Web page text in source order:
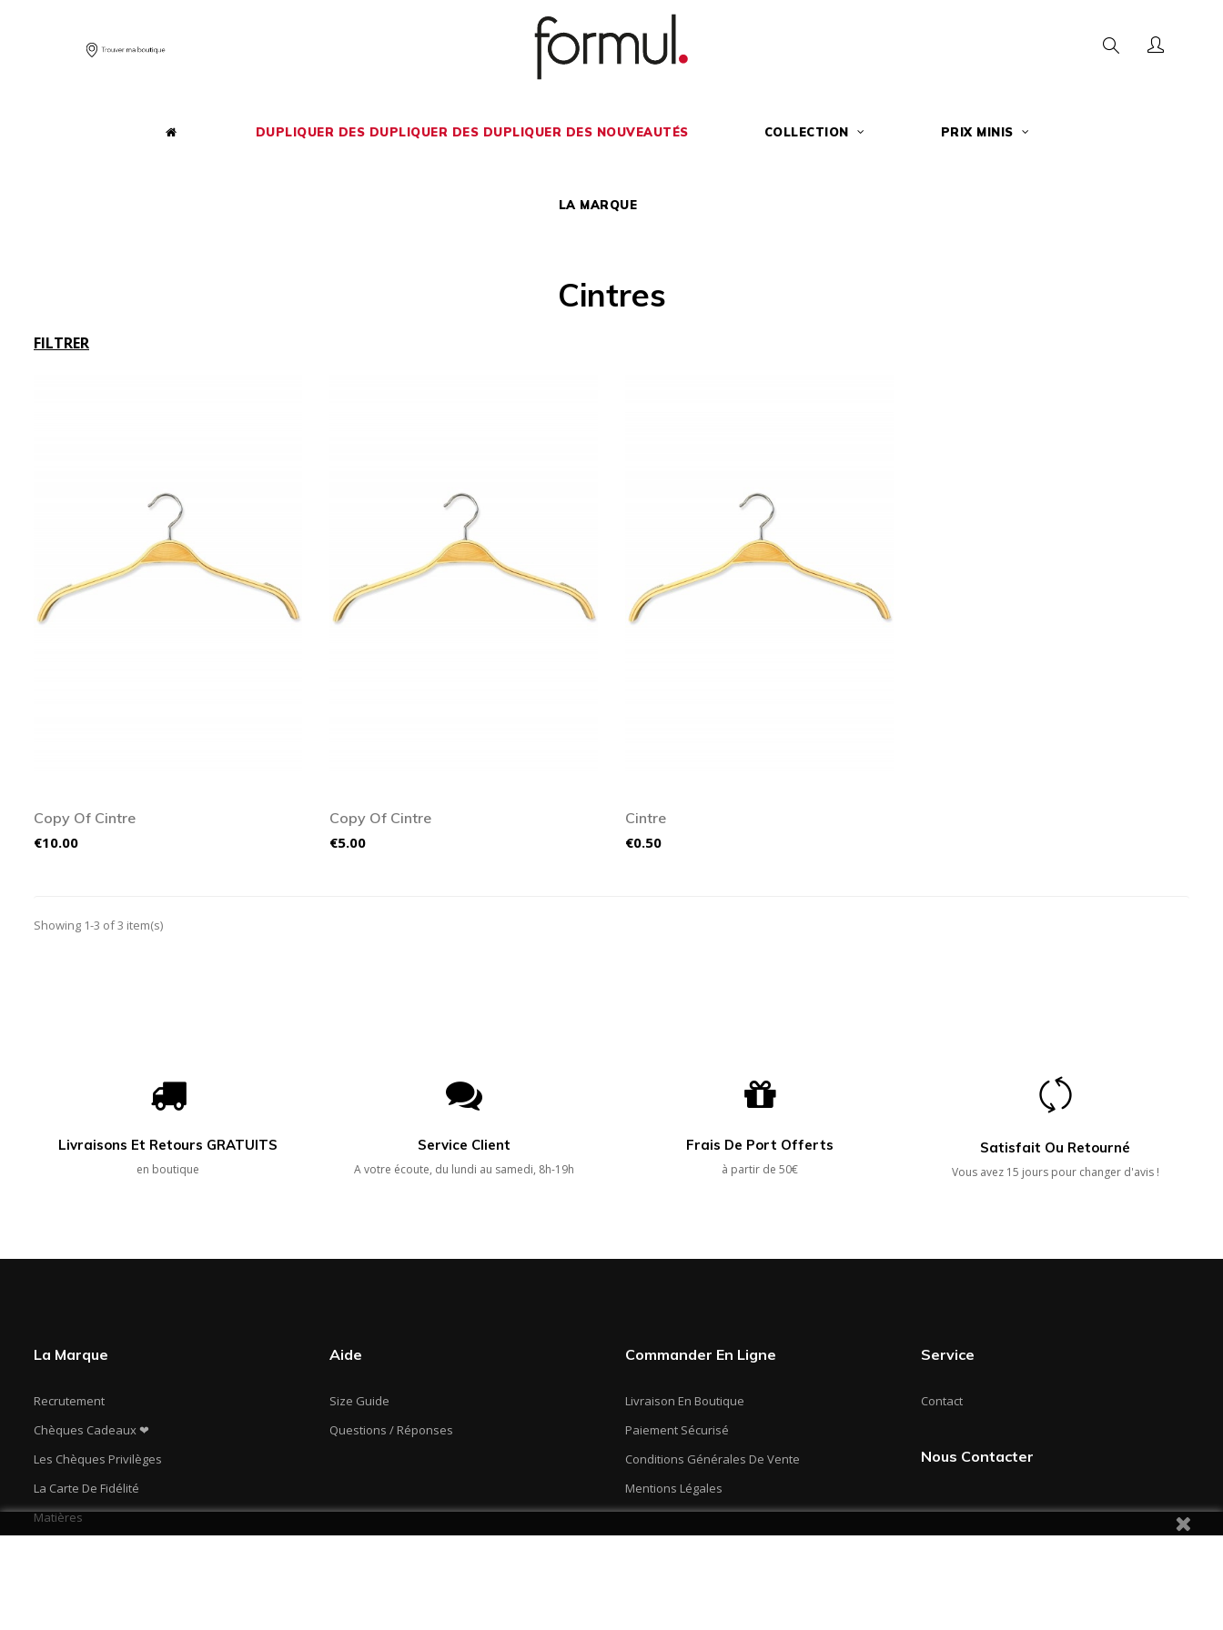
Search
DUPLIQUER DES DUPLIQUER DES DUPLIQUER DES NOUVEAUTÉS COLLECTION PRIX MINIS
LA MARQUE
Cintres
FILTRER
Copy Of Cintre
Price
€10.00
Copy Of Cintre
Price
€5.00
Cintre
Price
€0.50
Showing 1-3 of 3 item(s)
Livraisons Et Retours GRATUITS
en boutique
Service Client
A votre écoute, du lundi au samedi, 8h-19h
Frais De Port Offerts
à partir de 50€
Satisfait Ou Retourné
Vous avez 15 jours pour changer d'avis !
La Marque
Recrutement
Chèques Cadeaux ❤
Les Chèques Privilèges
La Carte De Fidélité
Matières
Aide
Size Guide
Questions / Réponses
Commander En Ligne
Livraison En Boutique
Paiement Sécurisé
Conditions Générales De Vente
Mentions Légales
Service
Contact
Nous Contacter